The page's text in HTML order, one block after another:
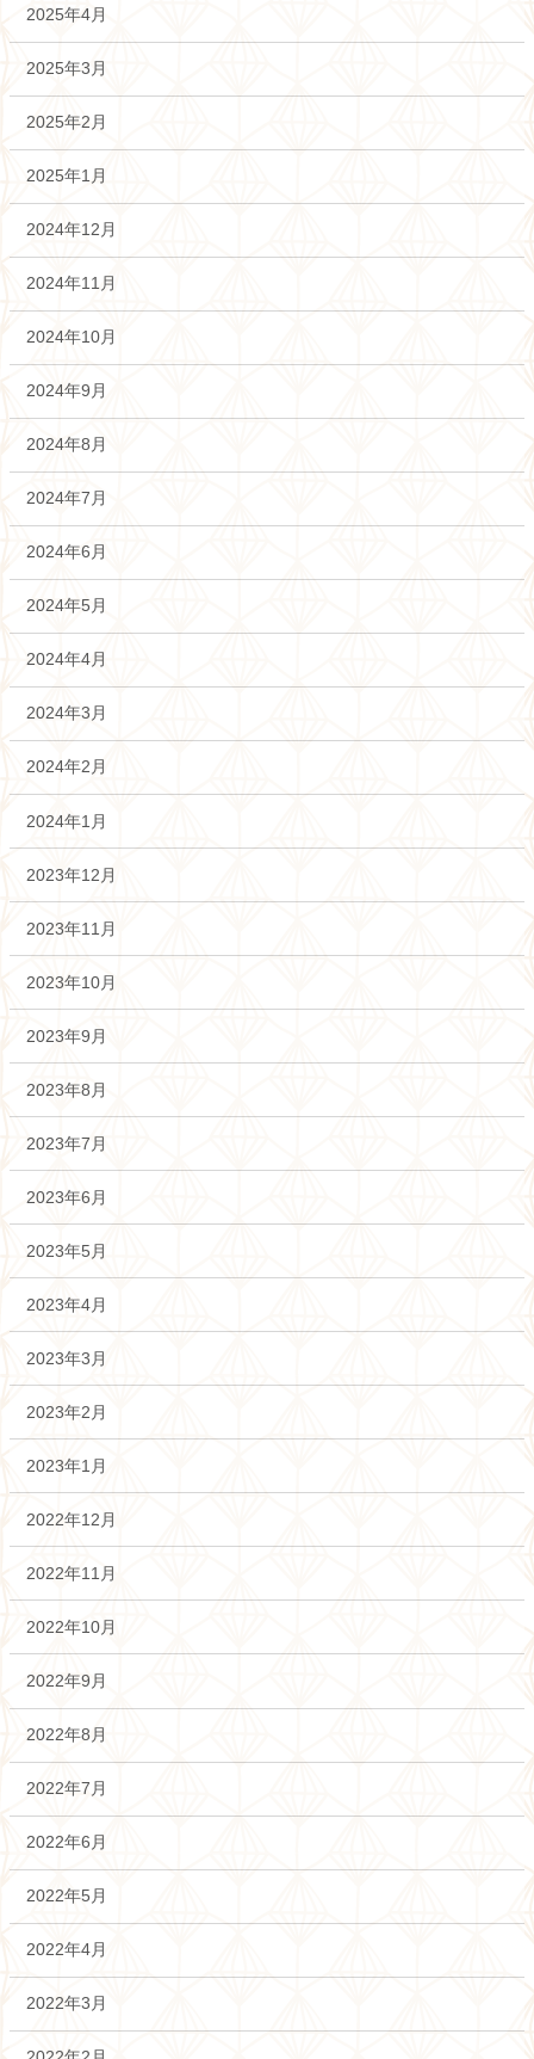
2025年4月
2025年3月
2025年2月
2025年1月
2024年12月
2024年11月
2024年10月
2024年9月
2024年8月
2024年7月
2024年6月
2024年5月
2024年4月
2024年3月
2024年2月
2024年1月
2023年12月
2023年11月
2023年10月
2023年9月
2023年8月
2023年7月
2023年6月
2023年5月
2023年4月
2023年3月
2023年2月
2023年1月
2022年12月
2022年11月
2022年10月
2022年9月
2022年8月
2022年7月
2022年6月
2022年5月
2022年4月
2022年3月